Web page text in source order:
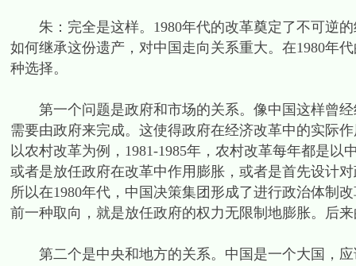
朱：完全是这样。1980年代的改革奠定了不可逆的
如何继承这份遗产，对中国走向关系重大。在1980年
种选择。
第一个问题是政府和市场的关系。像中国这样曾经
需要由政府来完成。这使得政府在经济改革中的实际
以农村改革为例，1981-1985年，农村改革每年都是
或者是放任政府在改革中作用膨胀，或者是首先设计
所以在1980年代，中国决策集团形成了进行政治体制
前一种取向，就是放任政府的权力无限制地膨胀。后
第二个是中央和地方的关系。中国是一个大国，应